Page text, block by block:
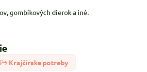
gombíkových dierok a iné.
Krajčírske potreby